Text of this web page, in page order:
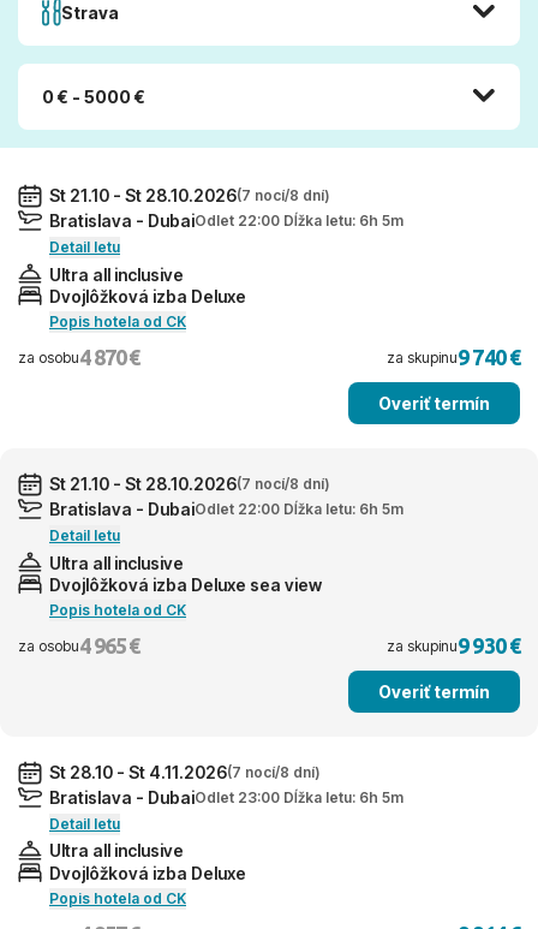
Strava
0 € - 5000 €
St 21.10 - St 28.10.2026(7 nocí/8 dní)
Bratislava - DubaiOdlet 22:00 Dĺžka letu: 6h 5m
Detail letu
Ultra all inclusive
Dvojlôžková izba Deluxe
Popis hotela od CK
za osobu4 870 € za skupinu9 740 €
Overiť termín
St 21.10 - St 28.10.2026(7 nocí/8 dní)
Bratislava - DubaiOdlet 22:00 Dĺžka letu: 6h 5m
Detail letu
Ultra all inclusive
Dvojlôžková izba Deluxe sea view
Popis hotela od CK
za osobu4 965 € za skupinu9 930 €
Overiť termín
St 28.10 - St 4.11.2026(7 nocí/8 dní)
Bratislava - DubaiOdlet 23:00 Dĺžka letu: 6h 5m
Detail letu
Ultra all inclusive
Dvojlôžková izba Deluxe
Popis hotela od CK